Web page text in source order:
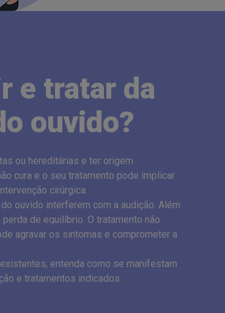
e tratar da
ouvido?
ou hereditárias e ter origem
cura e o seu tratamento pode implicar
cirúrgica.
ouvido interferem com a audição. Além
de equilíbrio. O tratamento não
agravar os sintomas e comprometer a
entenda como se manifestam
e tratamentos indicados.